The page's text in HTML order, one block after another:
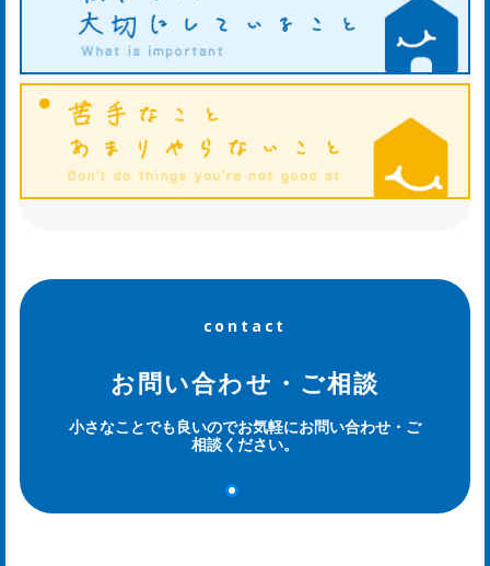
contact
お問い合わせ・ご相談
小さなことでも良いのでお気軽にお問い合わせ・ご
相談ください。